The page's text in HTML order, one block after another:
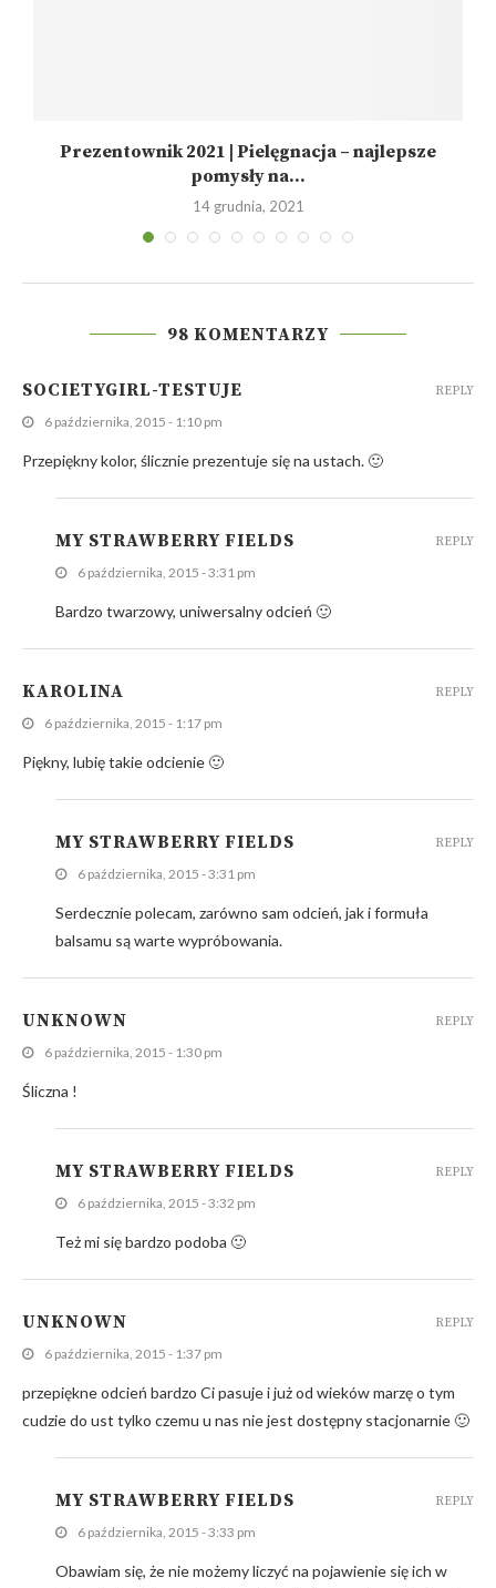
Prezentownik 2021 | Pielęgnacja – najlepsze
pomysły na...
14 grudnia, 2021
98 KOMENTARZY
SOCIETYGIRL-TESTUJE
6 października, 2015 - 1:10 pm
Przepiękny kolor, ślicznie prezentuje się na ustach. 🙂
REPLY
MY STRAWBERRY FIELDS
6 października, 2015 - 3:31 pm
Bardzo twarzowy, uniwersalny odcień 🙂
REPLY
KAROLINA
6 października, 2015 - 1:17 pm
Piękny, lubię takie odcienie 🙂
REPLY
MY STRAWBERRY FIELDS
6 października, 2015 - 3:31 pm
Serdecznie polecam, zarówno sam odcień, jak i formuła
balsamu są warte wypróbowania.
REPLY
UNKNOWN
6 października, 2015 - 1:30 pm
Śliczna !
REPLY
MY STRAWBERRY FIELDS
6 października, 2015 - 3:32 pm
Też mi się bardzo podoba 🙂
REPLY
UNKNOWN
6 października, 2015 - 1:37 pm
przepiękne odcień bardzo Ci pasuje i już od wieków marzę o tym
cudzie do ust tylko czemu u nas nie jest dostępny stacjonarnie 🙂
REPLY
MY STRAWBERRY FIELDS
6 października, 2015 - 3:33 pm
Obawiam się, że nie możemy liczyć na pojawienie się ich w
REPLY